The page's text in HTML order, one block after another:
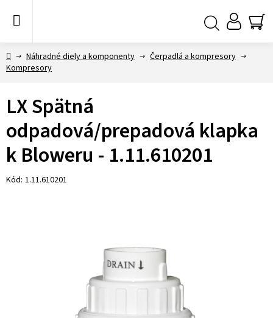
DomovNáhradné diely a komponenty
Čerpadlá a kompresory
Kompresory
LX Spätná
odpadová/prepadová klapka
k Bloweru - 1.11.610201
Kód: 1.11.610201